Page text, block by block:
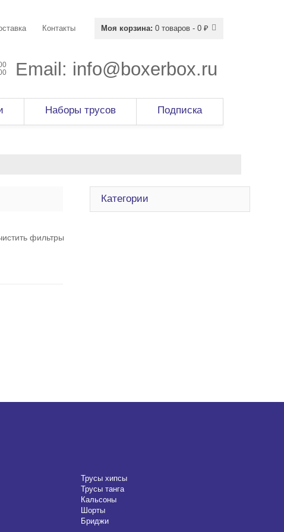
Моя корзина: 0 товаров - 0 ₽
Контакты
Email: info@boxerbox.ru
Наборы трусов Подписка
Категории
фильтры
Трусы хипсы
Трусы танга
Кальсоны
Шорты
Бриджи